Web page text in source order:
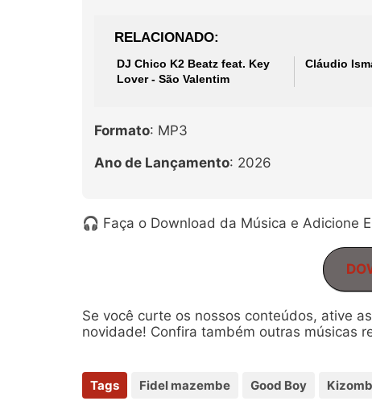
RELACIONADO
DJ Chico K2 Beatz feat. Key
Lover - São Valentim
Cláudio
Formato: MP3
Ano de Lançamento: 2026
🎧 Faça o Download da Música e Adicione
Se você curte os nossos conteúdos, ative
novidade! Confira também outras músicas
Tags Fidel mazembe Good Boy